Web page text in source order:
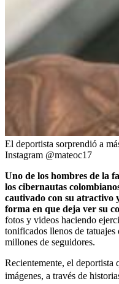
El deportista sorprendió a
Instagram @mateoc17
Uno de los hombres de la
los cibernautas
cautivado con su atractivo
forma en que deja ver su
fotos y videos haciendo
tonificados llenos de tatuajes
millones de seguidores.
Recientemente, el deportista
imágenes, a través de